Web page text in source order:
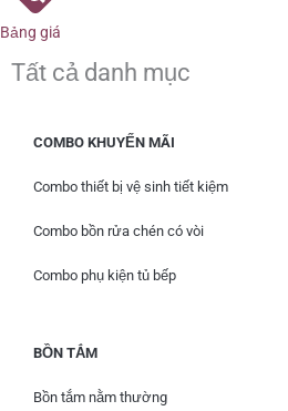
Bảng giá
Tất cả danh mục
COMBO KHUYẾN MÃI
Combo thiết bị vệ sinh tiết kiệm
Combo bồn rửa chén có vòi
Combo phụ kiện tủ bếp
BỒN TẮM
Bồn tắm nằm thường